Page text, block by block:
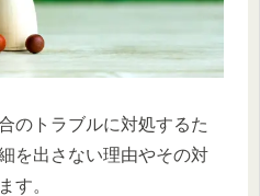
のトラブルに対処するた
を出さない理由やその対
す。